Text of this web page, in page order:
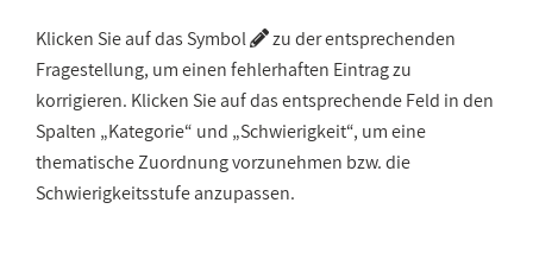
Klicken Sie auf das Symbol
zu der entsprechenden
Fragestellung, um einen fehlerhaften Eintrag zu
korrigieren. Klicken Sie auf das entsprechende Feld in den
Spalten „Kategorie“ und „Schwierigkeit“, um eine
thematische Zuordnung vorzunehmen bzw. die
Schwierigkeitsstufe anzupassen.